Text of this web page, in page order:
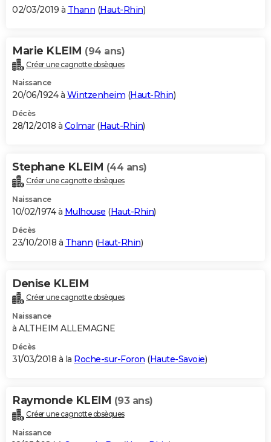
02/03/2019 à Thann (Haut-Rhin)
Marie KLEIM (94 ans)
Créer une cagnotte obsèques
Naissance
20/06/1924 à Wintzenheim (Haut-Rhin)
Décès
28/12/2018 à Colmar(Haut-Rhin)
Stephane KLEIM (44 ans)
Créer une cagnotte obsèques
Naissance
10/02/1974 à Mulhouse (Haut-Rhin)
Décès
23/10/2018 à Thann (Haut-Rhin)
Denise KLEIM
Créer une cagnotte obsèques
Naissance
à ALTHEIM ALLEMAGNE
Décès
31/03/2018 à la Roche-sur-Foron (Haute-Savoie)
Raymonde KLEIM (93 ans)
Créer une cagnotte obsèques
Naissance